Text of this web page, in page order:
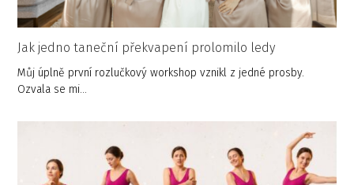
Jak jedno taneční překvapení prolomilo ledy
Můj úplně první rozlučkový workshop vznikl z jedné prosby.
Ozvala se mi…